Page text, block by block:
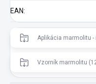
EAN:
Aplikácia marmolitu -
Vzorník marmolitu